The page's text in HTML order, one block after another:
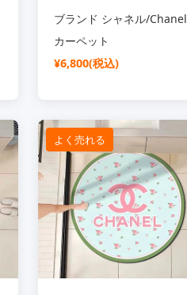
ブランド シャネル/Chanel
カーペット
¥6,800(税込)
よく売れる